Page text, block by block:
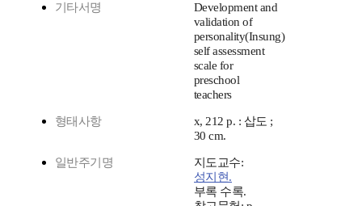
기타서명
Development and
validation of
personality(Insung)
self assessment
scale for
preschool
teachers
형태사항
x, 212 p. : 삽도 ;
30 cm.
일반주기명
지도교수:
성지현.
부록 수록.